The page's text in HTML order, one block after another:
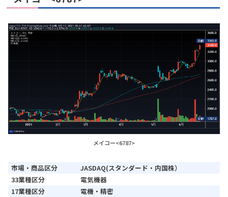
メイコー<6787>
市場・商品区分
JASDAQ(スタンダード・内国株）
33業種区分
電気機器
17業種区分
電機・精密